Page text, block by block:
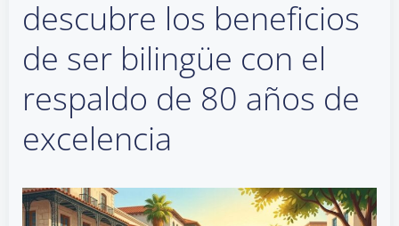
descubre los beneficios
de ser bilingüe con el
respaldo de 80 años de
excelencia